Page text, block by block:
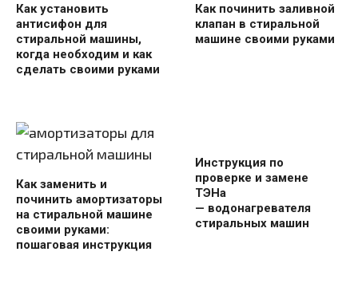
Как установить
антисифон для
стиральной машины,
когда необходим и как
сделать своими руками
Как починить заливной
клапан в стиральной
машине своими руками
Как заменить и
починить амортизаторы
на стиральной машине
своими руками:
пошаговая инструкция
Инструкция по
проверке и замене
ТЭНа
— водонагревателя
стиральных машин